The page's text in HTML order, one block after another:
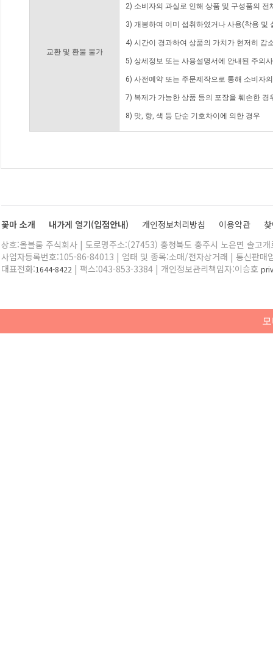
교환 및 환불 불가
2) 소비자의 과실로 인해 상품 및 구성품의
3) 개봉하여 이미 섭취하였거나 사용(착용 및
4) 시간이 경과하여 상품의 가치가 현저히 감
5) 상세정보 또는 사용설명서에 안내된 주의
6) 사전예약 또는 주문제작으로 통해 소비자
7) 복제가 가능한 상품 등의 포장을 훼손한 경
8) 맛, 향, 색 등 단순 기호차이에 의한 경우
꽃마 소개 내가게 열기(입점안내) 개인정보처리방침 이용약관
상호:올블룸 주식회사 | 도로명주소:(27453) 충청북도 충주시 노은면 솔고
사업자등록번호:105-86-84013 | 업태 및 종목:소매/전자상거래 | 통신판매
대표전화:1644-8422 | 팩스:043-853-3384 | 개인정보관리책임자:이승호